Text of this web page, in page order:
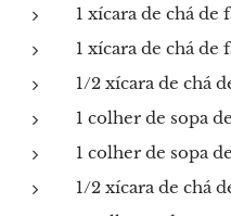
1 xícara de chá de
1 xícara de chá de
1/2 xícara de chá
1 colher de sopa
1 colher de sopa
1/2 xícara de chá